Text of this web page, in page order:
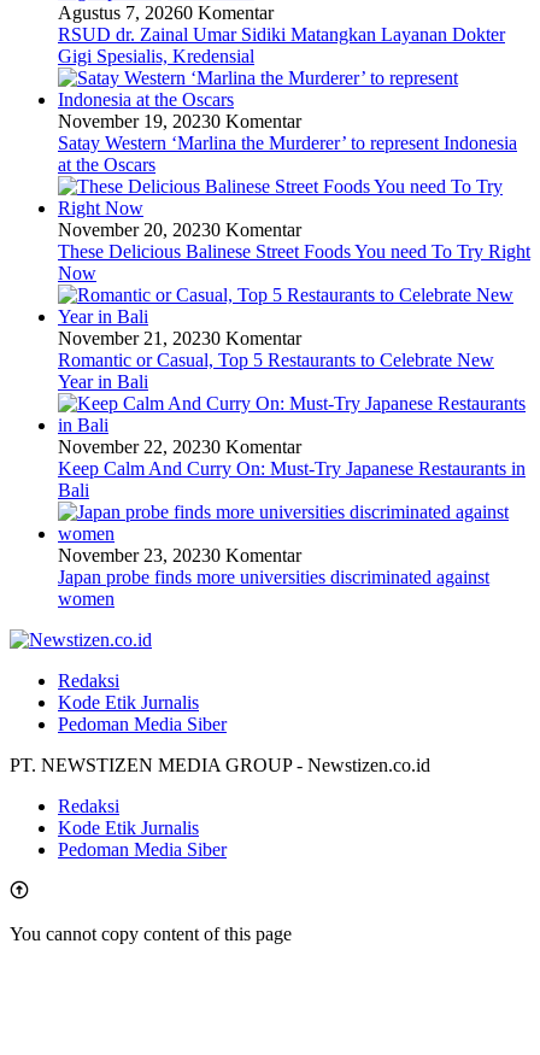
Agustus 7, 20260 Komentar
RSUD dr. Zainal Umar Sidiki Matangkan Layanan Dokter
Gigi Spesialis, Kredensial
November 19, 20230 Komentar
Satay Western ‘Marlina the Murderer’ to represent Indonesia
at the Oscars
November 20, 20230 Komentar
These Delicious Balinese Street Foods You need To Try Right
Now
November 21, 20230 Komentar
Romantic or Casual, Top 5 Restaurants to Celebrate New
Year in Bali
November 22, 20230 Komentar
Keep Calm And Curry On: Must-Try Japanese Restaurants in
Bali
November 23, 20230 Komentar
Japan probe finds more universities discriminated against
women
Redaksi
Kode Etik Jurnalis
Pedoman Media Siber
PT. NEWSTIZEN MEDIA GROUP - Newstizen.co.id
Redaksi
Kode Etik Jurnalis
Pedoman Media Siber
You cannot copy content of this page